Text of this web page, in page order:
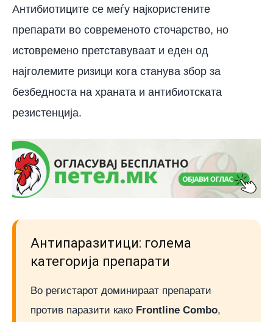
Антибиотиците се меѓу најкористените
препарати во современото сточарство, но
истовремено претставуваат и еден од
најголемите ризици кога станува збор за
безбедноста на храната и антибиотската
резистенција.
Антипаразитици: голема
категорија препарати
Во регистарот доминираат препарати
против паразити како Frontline Combo,